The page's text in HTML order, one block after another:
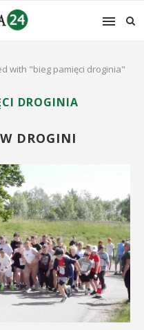
with "bieg pamięci droginia"
DROGINIA
DROGINI